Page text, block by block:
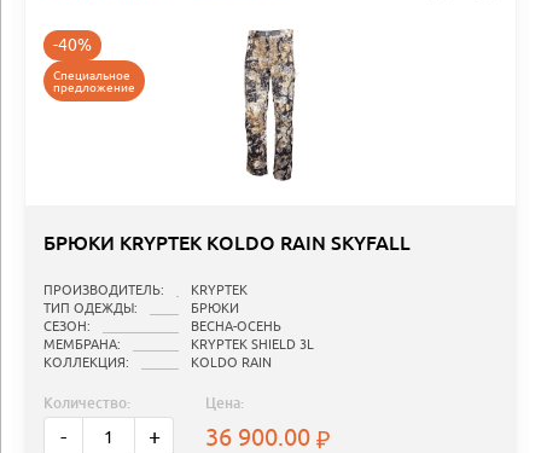
-40%
Специальное
предложение
БРЮКИ KRYPTEK KOLDO RAIN SKYFALL
ПРОИЗВОДИТЕЛЬ:
KRYPTEK
ТИП ОДЕЖДЫ:
БРЮКИ
СЕЗОН:
ВЕСНА-ОСЕНЬ
МЕМБРАНА:
KRYPTEK SHIELD 3L
КОЛЛЕКЦИЯ:
KOLDO RAIN
Количество:
- +
Цена:
36 900.00